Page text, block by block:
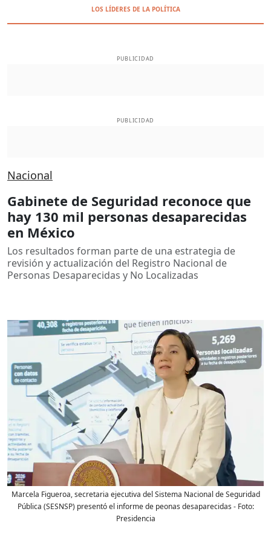
LOS LÍDERES DE LA POLÍTICA
PUBLICIDAD
PUBLICIDAD
Nacional
Gabinete de Seguridad reconoce que
hay 130 mil personas desaparecidas
en México
Los resultados forman parte de una estrategia de
revisión y actualización del Registro Nacional de
Personas Desaparecidas y No Localizadas
Marcela Figueroa, secretaria ejecutiva del Sistema Nacional de Seguridad
Pública (SESNSP) presentó el informe de peonas desaparecidas - Foto:
Presidencia